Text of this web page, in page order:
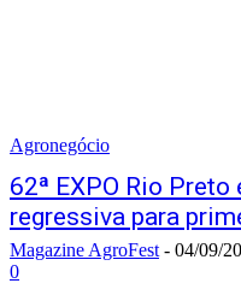
Agronegócio
62ª EXPO Rio
regressiva para
Magazine AgroFest - 04/09/
0